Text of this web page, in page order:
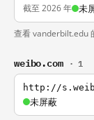
截至 2026 年 未
查看 vanderbilt.edu
weibo.com · 1
http://
未屏蔽